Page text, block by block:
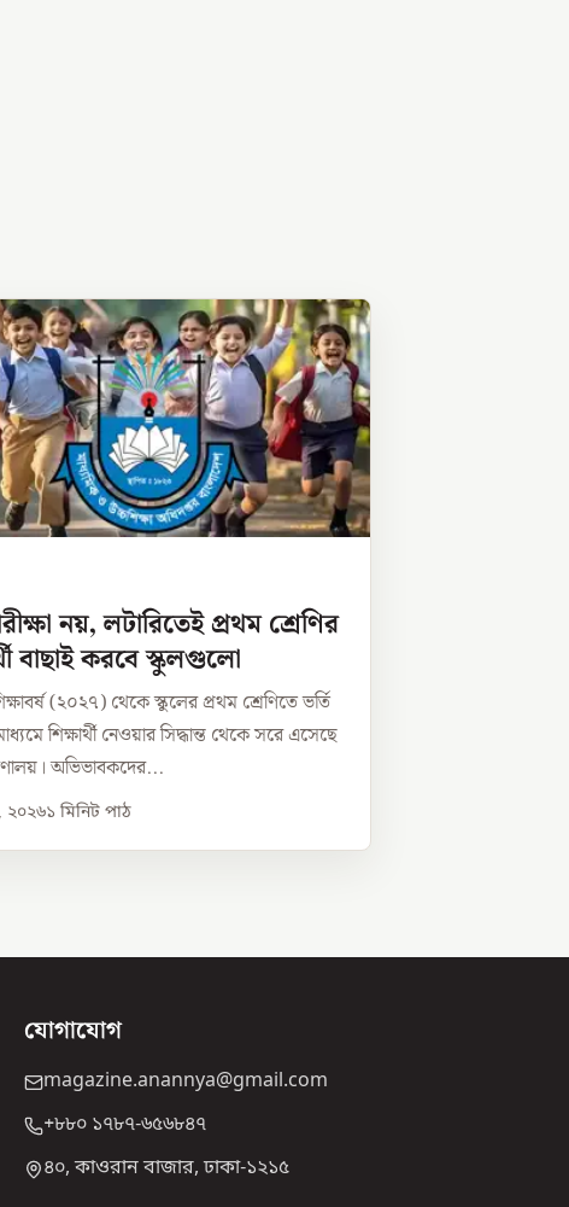
নয়, লটারিতেই প্রথম শ্রেণির
বাছাই করবে স্কুলগুলো
(২০২৭) থেকে স্কুলের প্রথম শ্রেণিতে ভর্তি
শিক্ষার্থী নেওয়ার সিদ্ধান্ত থেকে সরে এসেছে
অভিভাবকদের...
২০২৬১ মিনিট পাঠ
যোগাযোগ
magazine.anannya@gmail.com
+৮৮০ ১৭৮৭-৬৫৬৮৪৭
৪০, কাওরান বাজার, ঢাকা-১২১৫